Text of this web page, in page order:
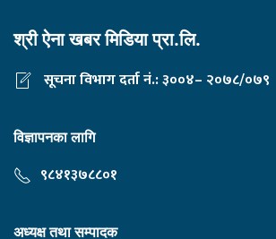
श्री ऐना खबर मिडिया प्रा.लि.
सूचना विभाग दर्ता नं.: ३००४– २०७८/०७९
विज्ञापनका लागि
९८४१३७८८०१
अध्यक्ष तथा सम्पादक